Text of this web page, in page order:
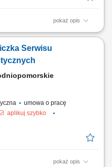
pokaż opis
naprawa, przeglądy oraz
serwisowej. Wykonywanie
technicznych. Wsparcie
Serwisu
umowa o pracę
aplikuj szybko
pokaż opis